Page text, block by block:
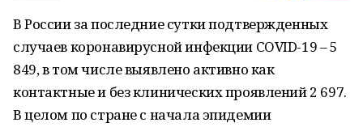
В России за последние сутки подтвержденных
случаев коронавирусной инфекции COVID-19 – 5
849, в том числе выявлено активно как
контактные и без клинических проявлений 2 697.
В целом по стране с начала эпидемии